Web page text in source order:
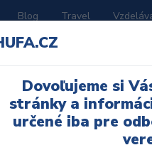
Blog Travel
H 6ks
Dovoľujeme si
stránky a
určené iba pre